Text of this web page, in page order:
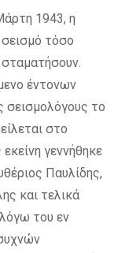
1943, η
τόσο
έντονων
σεισμολόγους το
στο
γεννήθηκε
Παυλίδης,
και τελικά
του εν